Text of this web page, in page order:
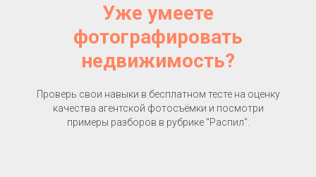
Уже умеете
фотографировать
недвижимость?
Проверь свои навыки в бесплатном тесте на оценку
качества агентской фотосъёмки и посмотри
примеры разборов в рубрике "Распил".